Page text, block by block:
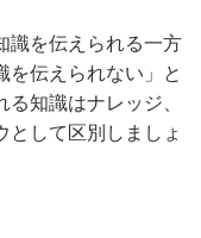
識を伝えられる一方
を伝えられない」と
知識はナレッジ、
として区別しましょ